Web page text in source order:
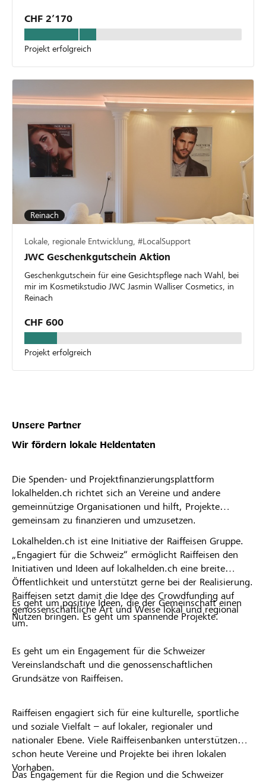
CHF 2’170
Projekt erfolgreich
Reinach
Lokale, regionale Entwicklung, #LocalSupport
JWC Geschenkgutschein Aktion
Geschenkgutschein für eine Gesichtspflege nach Wahl, bei
mir im Kosmetikstudio JWC Jasmin Walliser Cosmetics, in
Reinach
CHF 600
Projekt erfolgreich
Unsere Partner
Wir fördern lokale Heldentaten
Die Spenden- und Projektfinanzierungsplattform
lokalhelden.ch richtet sich an Vereine und andere
gemeinnützige Organisationen und hilft, Projekte
gemeinsam zu finanzieren und umzusetzen.
Lokalhelden.ch ist eine Initiative der Raiffeisen Gruppe.
„Engagiert für die Schweiz“ ermöglicht Raiffeisen den
Initiativen und Ideen auf lokalhelden.ch eine breite
Öffentlichkeit und unterstützt gerne bei der Realisierung.
Raiffeisen setzt damit die Idee des Crowdfunding auf
genossenschaftliche Art und Weise lokal und regional
um.
Es geht um positive Ideen, die der Gemeinschaft einen
Nutzen bringen. Es geht um spannende Projekte.
Es geht um ein Engagement für die Schweizer
Vereinslandschaft und die genossenschaftlichen
Grundsätze von Raiffeisen.
Raiffeisen engagiert sich für eine kulturelle, sportliche
und soziale Vielfalt – auf lokaler, regionaler und
nationaler Ebene. Viele Raiffeisenbanken unterstützen
schon heute Vereine und Projekte bei ihren lokalen
Vorhaben.
Das Engagement für die Region und die Schweizer